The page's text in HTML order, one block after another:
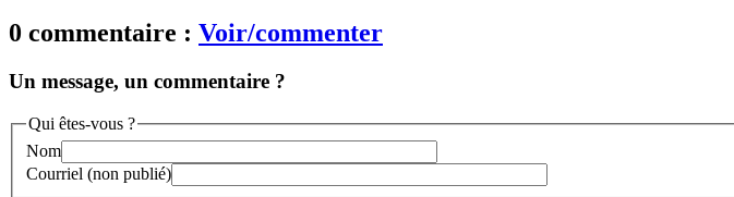
0 commentaire : Voir/commenter
Un message, un commentaire ?
Qui êtes-vous ?
Nom
Courriel (non publié)